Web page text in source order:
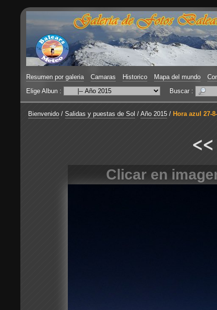
Resumen por galeria Camaras Historico Mapa del mundo
Elige Albun :
Buscar :
Bienvenido / Salidas y puestas de Sol / Año 2015 / Hora azul 27-
<<
Clicar en